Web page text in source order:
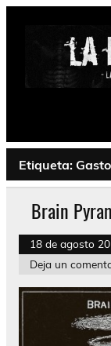
Saltar
Psychedelic,
Etiqueta:
Brain
18 de agosto
Deja un